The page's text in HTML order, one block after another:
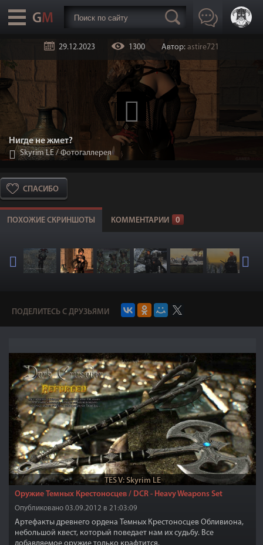
29.12.2023 1300 Автор: astire721
Нигде не жмет?
Skyrim LE/Фотогаллерея
СПАСИБО
ПОХОЖИЕ СКРИНШОТЫ КОММЕНТАРИИ 0
ПОДЕЛИТЕСЬ С ДРУЗЬЯМИ
TES V: Skyrim LE
Оружие Темных Крестоносцев / DCR - Heavy Weapons Set
Опубликовано 03.09.2012 в 21:03:09
Артефакты древнего ордена Темных Крестоносцев Обливиона,
небольшой квест, который поведает нам их судьбу. Все